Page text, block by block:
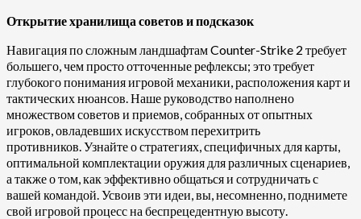
Открытие хранилища советов и подсказок
Навигация по сложным ландшафтам Counter-Strike 2 требует
большего, чем просто отточенные рефлексы; это требует
глубокого понимания игровой механики, расположения карт и
тактических нюансов. Наше руководство наполнено
множеством советов и приемов, собранных от опытных
игроков, овладевших искусством перехитрить
противников. Узнайте о стратегиях, специфичных для карты,
оптимальной комплектации оружия для различных сценариев,
а также о том, как эффективно общаться и сотрудничать с
вашей командой. Усвоив эти идеи, вы, несомненно, поднимете
свой игровой процесс на беспрецедентную высоту.